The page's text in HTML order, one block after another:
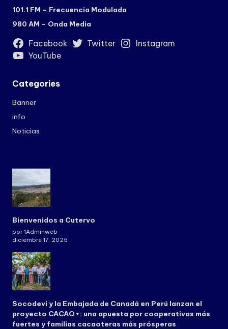
101.1 FM – Frecuencia Modulada
980 AM – Onda Media
Facebook Twitter
Instagram
YouTube
Categories
Banner
info
Noticias
Bienvenidos a Cutervo
por 1Adminweb
diciembre 17, 2025
Socodevi y la Embajada de Canadá en Perú lanzan el
proyecto CACAO+: una apuesta por cooperativas más
fuertes y familias cacaoteras más prósperas